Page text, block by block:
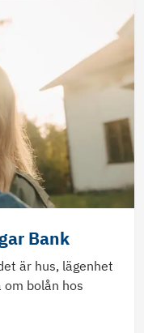
Bank
är hus, lägenhet
bolån hos